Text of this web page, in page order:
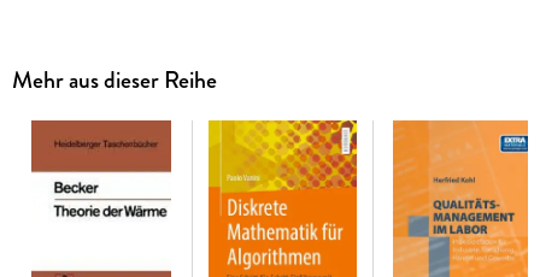
Störstellengleichgewichten und die Trägheit von
Störstellenreaktionen. - X. Randschichten in Halbleitern und
der Kontakt Halbleiter-Metall. - Namenverzeichnis.
Mehr aus dieser Reihe